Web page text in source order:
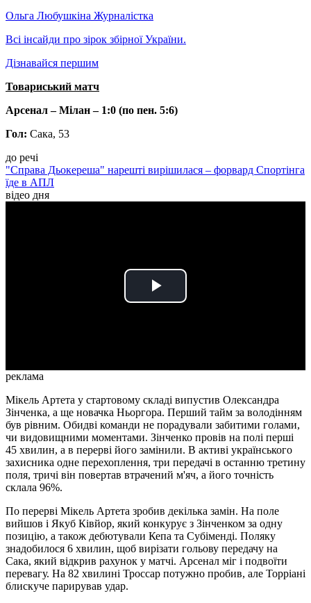
Ольга Любушкіна Журналістка
Всі інсайди про зірок збірної України.
Дізнавайся першим
Товариський матч
Арсенал – Мілан – 1:0 (по пен. 5:6)
Гол: Сака, 53
до речі
"Справа Дьокереша" нарешті вирішилася – форвард Спортінга
їде в АПЛ
відео дня
Play
реклама
Мікель Артета у стартовому складі випустив Олександра
Зінченка, а ще новачка Ньоргора. Перший тайм за володінням
був рівним. Обидві команди не порадували забитими голами,
чи видовищними моментами. Зінченко провів на полі перші
45 хвилин, а в перерві його замінили. В активі українського
захисника одне перехоплення, три передачі в останню третину
поля, тричі він повертав втрачений м'яч, а його точність
склала 96%.
По перерві Мікель Артета зробив декілька замін. На поле
вийшов і Якуб Ківйор, який конкурує з Зінченком за одну
позицію, а також дебютували Кепа та Субіменді. Поляку
знадобилося 6 хвилин, щоб вирізати гольову передачу на
Сака, який відкрив рахунок у матчі. Арсенал міг і подвоїти
перевагу. На 82 хвилині Троссар потужно пробив, але Торріані
блискуче парирував удар.